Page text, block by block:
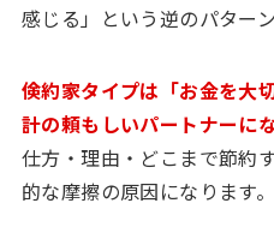
感じる」という逆のパター
倹約家タイプは「お金を大
計の頼もしいパートナーに
仕方・理由・どこまで節約
的な摩擦の原因になります。